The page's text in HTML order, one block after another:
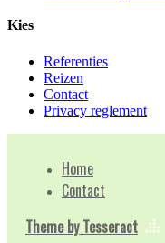
Kies
Referenties
Reizen
Contact
Privacy reglement
Home
Contact
Theme by Tesseract